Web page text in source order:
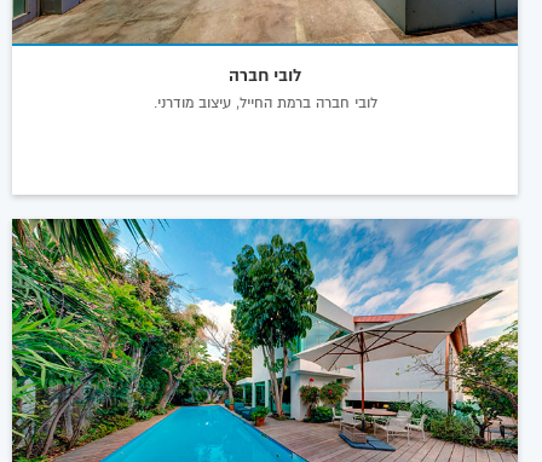
לובי חברה
לובי חברה ברמת החייל, עיצוב מודרני.